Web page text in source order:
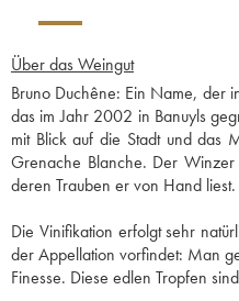
Über das Weingut
Bruno Duchêne: Ein Name, der
das im Jahr 2002 in Banuyls
mit Blick auf die Stadt und das
Grenache Blanche. Der
deren Trauben er von Hand liest.
Die Vinifikation erfolgt sehr
der Appellation vorfindet: Man
Finesse. Diese edlen Tropfen